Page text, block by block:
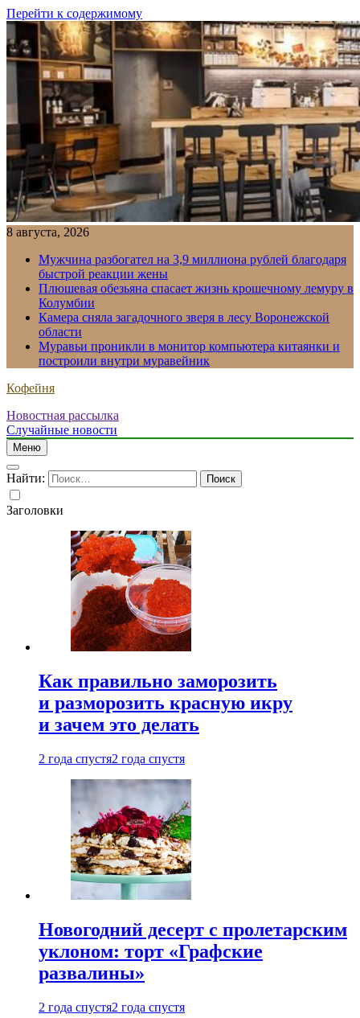
Перейти к содержимому
8 августа, 2026
Мужчина разбогател на 3,9 миллиона рублей благодаря
быстрой реакции жены
Плюшевая обезьяна спасает жизнь крошечному лемуру в
Колумбии
Камера сняла загадочного зверя в лесу Воронежской
области
Муравьи проникли в монитор компьютера китаянки и
построили внутри муравейник
Кофейня
Новостная рассылка
Случайные новости
Меню
Найти:
Заголовки
Как правильно заморозить
и разморозить красную икру
и зачем это делать
2 года спустя2 года спустя
Новогодний десерт с пролетарским
уклоном: торт «Графские
развалины»
2 года спустя2 года спустя